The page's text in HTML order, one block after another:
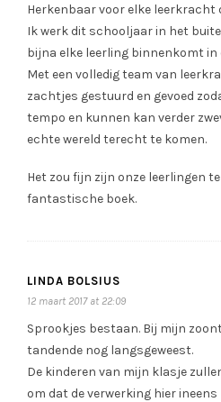
Herkenbaar voor elke leerkracht
Ik werk dit schooljaar in het
bijna elke leerling binnenkomt in
Met een volledig team van
zachtjes gestuurd en gevoed
tempo en kunnen kan verder
echte wereld terecht te komen.
Het zou fijn zijn onze leerlingen
fantastische boek.
LINDA BOLSIUS
12 maart 2017 at 22:09
Sprookjes bestaan. Bij mijn
tandende nog langsgeweest.
De kinderen van mijn klasje
om dat de verwerking hier ineens